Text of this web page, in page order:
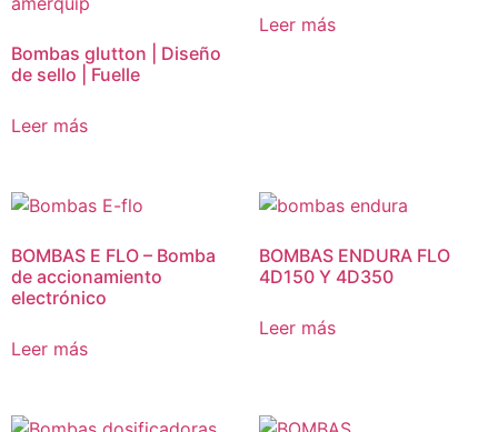
Bombas glutton | Diseño
de sello | Fuelle
Leer más
Leer más
BOMBAS E FLO – Bomba
de accionamiento
electrónico
Leer más
BOMBAS ENDURA FLO
4D150 Y 4D350
Leer más